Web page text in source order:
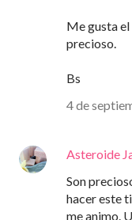
Me gusta
precioso.
Bs
4 de
Asteroide
Son
hacer este
me animo.